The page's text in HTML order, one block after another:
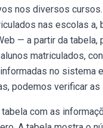
nos diversos
nas escolas
— a partir da
matriculados,
no sistema
podemos verificar
com as